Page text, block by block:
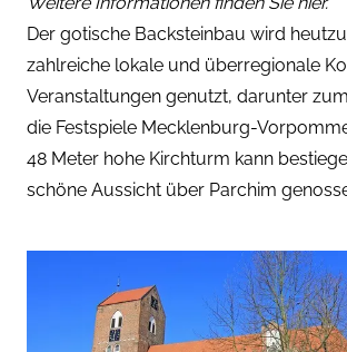
Der gotische Backsteinbau wird
zahlreiche lokale und überregionale
Veranstaltungen genutzt, darunter
die Festspiele Mecklenburg-
48 Meter hohe Kirchturm kann
schöne Aussicht über Parchim